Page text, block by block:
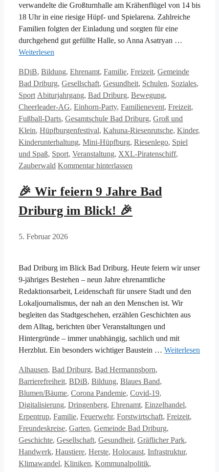
verwandelte die Großturnhalle am Krähenflügel von 14 bis
18 Uhr in eine riesige Hüpf- und Spielarena. Zahlreiche
Familien folgten der Einladung und sorgten für eine
durchgehend gut gefüllte Halle, so Anna Asatryan …
Weiterlesen
Kategorien
BDiB, Bildung, Ehrenamt, Familie, Freizeit, Gemeinde
Bad Driburg, Gesellschaft, Gesundheit, Schulen, Soziales,
Sport Schlagwörter
Abiturjahrgang, Bad Driburg, Bewegung,
Cheerleader-AG, Einhorn-Party, Familienevent, Freizeit,
Fußball-Darts, Gesamtschule Bad Driburg, Groß und
Klein, Hüpfburgenfestival, Kahuna-Riesenrutsche, Kinder,
Kinderunterhaltung, Mini-Hüpfburg, Riesenlego, Spiel
und Spaß, Sport, Veranstaltung, XXL-Piratenschiff,
Zauberwald Kommentar hinterlassen
🎉 Wir feiern 9 Jahre Bad
Driburg im Blick! 🎉
5. Februar 2026
Bad Driburg im Blick Bad Driburg. Heute feiern wir unser
9-jähriges Bestehen – neun Jahre ehrenamtliche
Redaktionsarbeit, Leidenschaft für unsere Stadt und den
Lokaljournalismus, der nah an den Menschen ist. Wir
begleiten das Stadtgeschehen, erzählen Geschichten aus
dem Alltag, berichten über Veranstaltungen und
Hintergründe – immer unabhängig, sachlich und mit
Herzblut. Ein besonders wichtiger Baustein … Weiterlesen
Kategorien
Alhausen, Bad Driburg, Bad Hermannsborn,
Barrierefreiheit, BDiB, Bildung, Blaues Band,
Blumen/Bäume, Corona Pandemie, Covid-19,
Digitalisierung, Dringenberg, Ehrenamt, Einzelhandel,
Erpentrup, Familie, Feuerwehr, Forstwirtschaft, Freizeit,
Freundeskreise, Garten, Gemeinde Bad Driburg,
Geschichte, Gesellschaft, Gesundheit, Gräflicher Park,
Handwerk, Haustiere, Herste, Holocaust, Infrastruktur,
Klimawandel, Kliniken, Kommunalpolitik,